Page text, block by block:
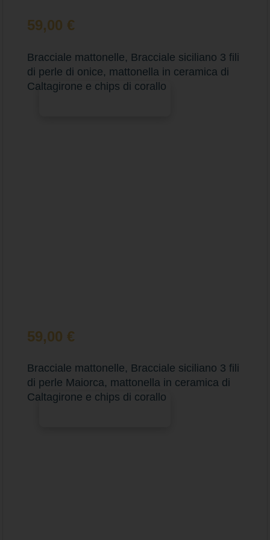
59,00 €
Bracciale mattonelle, Bracciale siciliano 3 fili
di perle di onice, mattonella in ceramica di
Caltagirone e chips di corallo
59,00 €
Bracciale mattonelle, Bracciale siciliano 3 fili
di perle Maiorca, mattonella in ceramica di
Caltagirone e chips di corallo